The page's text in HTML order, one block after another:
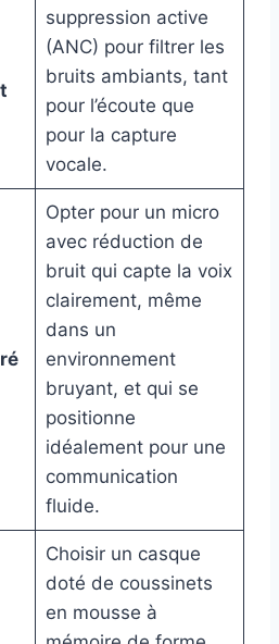
suppression active
(ANC) pour filtrer les
bruits ambiants, tant
pour l’écoute que
pour la capture
vocale.
Opter pour un micro
avec réduction de
bruit qui capte la voix
clairement, même
dans un
environnement
bruyant, et qui se
positionne
idéalement pour une
communication
fluide.
Choisir un casque
doté de coussinets
en mousse à